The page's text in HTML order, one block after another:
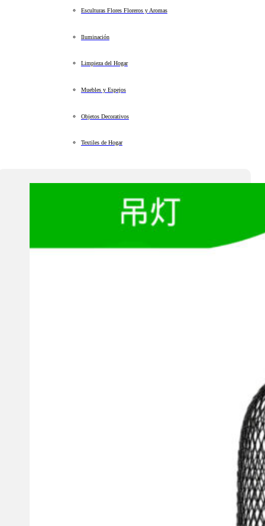
Esculturas Flores Floreros y Aromas
Iluminación
Limpieza del Hogar
Muebles y Espejos
Objetos Decorativos
Textiles de Hogar